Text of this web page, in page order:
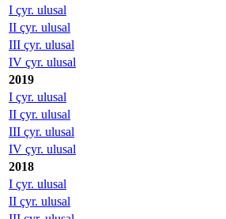
I çyr. ulusal
II çyr. ulusal
III çyr. ulusal
IV çyr. ulusal
2019
I çyr. ulusal
II çyr. ulusal
III çyr. ulusal
IV çyr. ulusal
2018
I çyr. ulusal
II çyr. ulusal